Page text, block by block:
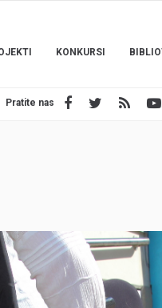
KONKURSI
Pratite nas